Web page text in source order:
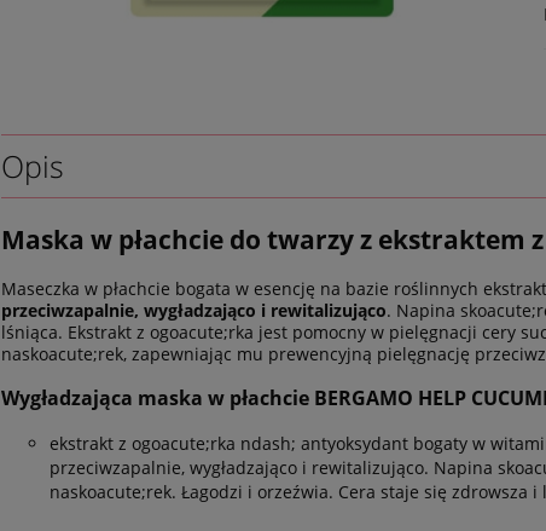
Opis
Maska w płachcie do twarzy z ekstraktem
Maseczka w płachcie bogata w esencję na bazie roślinnych
przeciwzapalnie, wygładzająco i rewitalizująco. Napina
lśniąca. Ekstrakt z ogoacute;rka jest pomocny w pielęgnacji cery
naskoacute;rek, zapewniając mu prewencyjną pielęgnację
Wygładzająca maska w płachcie BERGAMO HELP
ekstrakt z ogoacute;rka ndash; antyoksydant bogaty w
przeciwzapalnie, wygładzająco i rewitalizująco. Napina
naskoacute;rek. Łagodzi i orzeźwia. Cera staje się zdrowsza i